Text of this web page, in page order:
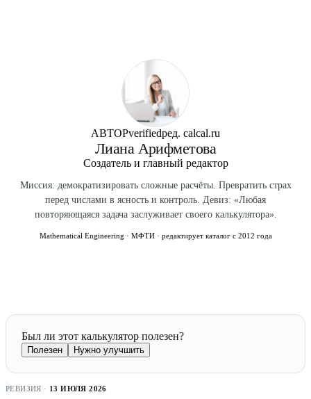
АВТОРverifiedред. calcal.ru
Лиана Арифметова
Создатель и главный редактор
Миссия: демократизировать сложные расчёты. Превратить страх
перед числами в ясность и контроль. Девиз: «Любая
повторяющаяся задача заслуживает своего калькулятора».
Mathematical Engineering · МФТИ · редактирует каталог с 2012 года
Был ли этот калькулятор полезен?
Полезен Нужно улучшить
РЕВИЗИЯ · 13 ИЮЛЯ 2026